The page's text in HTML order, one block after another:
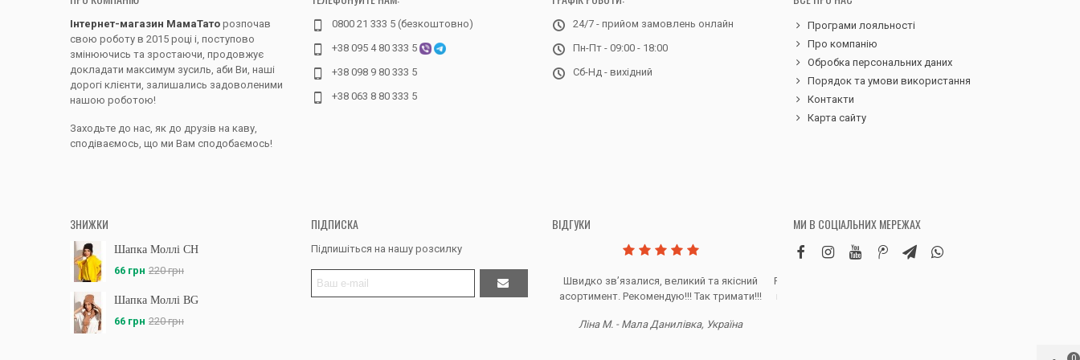
Інтернет-магазин МамаТато розпочав
свою роботу в 2015 році і, поступово
змінюючись та зростаючи, продовжує
докладати максимум зусиль, аби Ви, наші
дорогі клієнти, залишались задоволеними
нашою роботою!
Заходьте до нас, як до друзів на каву,
сподіваємось, що ми Вам сподобаємось!
0800 21 333 5 (безкоштовно)
+38 095 4 80 333 5
+38 098 9 80 333 5
+38 063 8 80 333 5
24/7 - прийом замовлень онлайн
Пн-Пт - 09:00 - 18:00
Сб-Нд - вихідний
Програми лояльності
Про компанію
Обробка персональних даних
Порядок та умови використання
Контакти
Карта сайту
ЗНИЖКИ
Шапка Моллі CH
66 грн 220 грн
Шапка Моллі BG
66 грн 220 грн
ПІДПИСКА
Підпишіться на нашу розсилку
ВІДГУКИ
Дякую за все, продавець супер.
Швидко звʼязалися, великий та якісний
асортимент. Рекомендую!!! Так тримати!!!
Ліна М. - Мала Данилівка, Україна
Робила замовлення дитячих вельветових
штанів. Дуже вдячна магазину, доставка
МИ В СОЦІАЛЬНИХ МЕРЕЖАХ